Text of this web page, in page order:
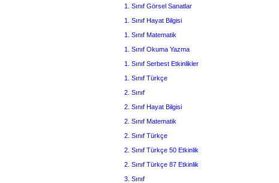
1. Sınıf Görsel Sanatlar
1. Sınıf Hayat Bilgisi
1. Sınıf Matematik
1. Sınıf Okuma Yazma
1. Sınıf Serbest Etkinlikler
1. Sınıf Türkçe
2. Sınıf
2. Sınıf Hayat Bilgisi
2. Sınıf Matematik
2. Sınıf Türkçe
2. Sınıf Türkçe 50 Etkinlik
2. Sınıf Türkçe 87 Etkinlik
3. Sınıf